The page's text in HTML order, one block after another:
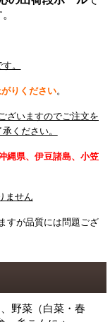
。
りください。
ざいますのでご注文を
ください。
縄県、 伊豆諸島、小笠
ません
すが品質には問題ござ
野菜（白菜・春